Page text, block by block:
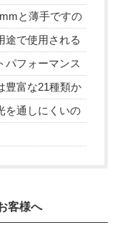
と薄手ですの
途で使用される
パフォーマンス
豊富な21種類か
を通しにくいの
客様へ